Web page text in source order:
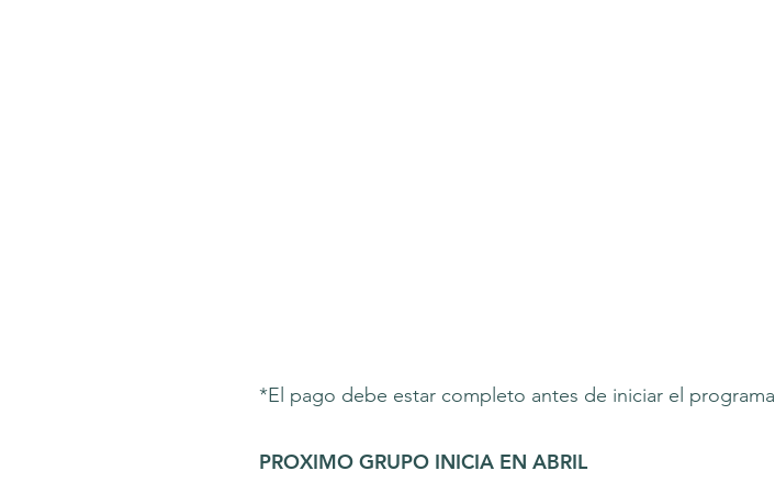
*El pago debe estar completo antes de iniciar el programa
PROXIMO GRUPO INICIA EN ABRIL